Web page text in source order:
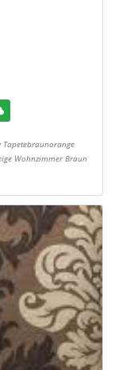
Tapetebraunorange
Wohnzimmer Braun